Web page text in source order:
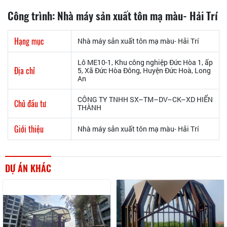
Công trình: Nhà máy sản xuất tôn mạ màu- Hải Trí
Hạng mục Nhà máy sản xuất tôn mạ màu- Hải Trí
Địa chỉ
Lô ME10-1, Khu công nghiệp Đức Hòa 1, ấp
5, Xã Đức Hòa Đông, Huyện Đức Hoà, Long
An
Chủ đầu tư
CÔNG TY TNHH SX–TM–DV–CK–XD HIỂN
THÀNH
Giới thiệu Nhà máy sản xuất tôn mạ màu- Hải Trí
DỰ ÁN KHÁC